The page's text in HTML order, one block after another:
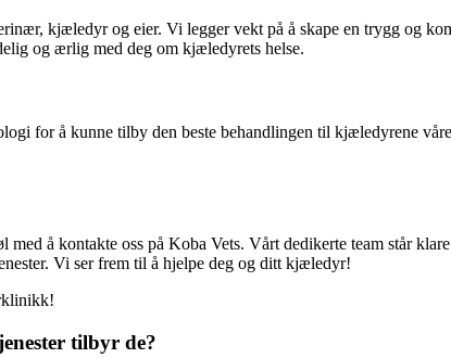
kjæledyr og eier. Vi legger vekt på å skape en trygg og
og ærlig med deg om kjæledyrets helse.
for å kunne tilby den beste behandlingen til kjæledyrene
å kontakte oss på Koba Vets. Vårt dedikerte team står
Vi ser frem til å hjelpe deg og ditt kjæledyr!
tilbyr de?